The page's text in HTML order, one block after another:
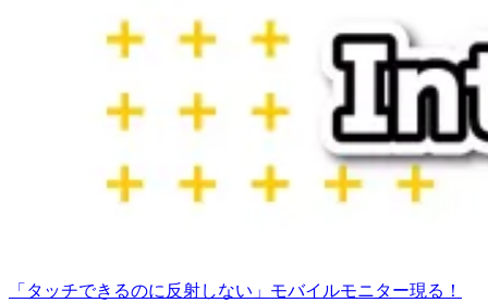
「タッチできるのに反射しない」モバイルモニター現る！